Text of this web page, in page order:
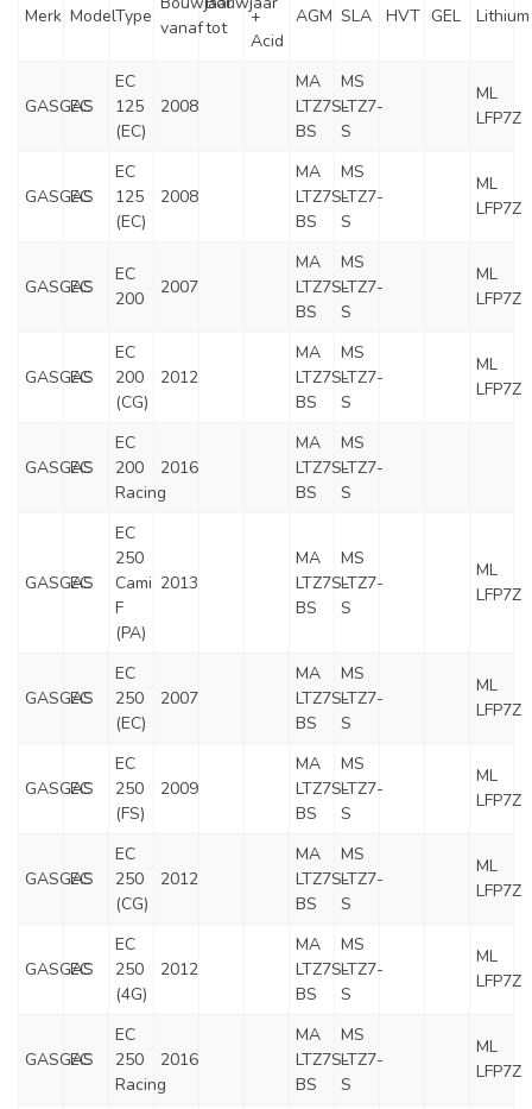
Merk ModelType
vanaftot
+
Acid
AGM SLA HVT GEL Lithium
GASGAS
EC
EC
125
(EC)
2008
MA
LTZ7S-
BS
MS
LTZ7-
S
ML
LFP7Z
GASGAS
EC
EC
125
(EC)
2008
MA
LTZ7S-
BS
MS
LTZ7-
S
ML
LFP7Z
GASGAS
EC
EC
200
2007
MA
LTZ7S-
BS
MS
LTZ7-
S
ML
LFP7Z
GASGAS
EC
EC
200
(CG)
2012
MA
LTZ7S-
BS
MS
LTZ7-
S
ML
LFP7Z
GASGAS
EC
EC
200
Racing
2016
MA
LTZ7S-
BS
MS
LTZ7-
S
GASGAS
EC
EC
250
Cami
F
(PA)
2013
MA
LTZ7S-
BS
MS
LTZ7-
S
ML
LFP7Z
GASGAS
EC
EC
250
(EC)
2007
MA
LTZ7S-
BS
MS
LTZ7-
S
ML
LFP7Z
GASGAS
EC
EC
250
(FS)
2009
MA
LTZ7S-
BS
MS
LTZ7-
S
ML
LFP7Z
GASGAS
EC
EC
250
(CG)
2012
MA
LTZ7S-
BS
MS
LTZ7-
S
ML
LFP7Z
GASGAS
EC
EC
250
(4G)
2012
MA
LTZ7S-
BS
MS
LTZ7-
S
ML
LFP7Z
GASGAS
EC
EC
250
Racing
2016
MA
LTZ7S-
BS
MS
LTZ7-
S
ML
LFP7Z